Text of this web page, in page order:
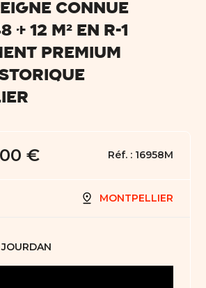
CONNUE
+ 12 m² en R-1
PREMIUM
€ Réf. : 16958M
MONTPELLIER